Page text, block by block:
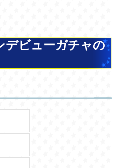
デビューガチャの